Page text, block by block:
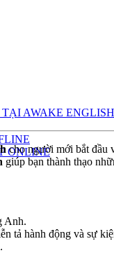
ONLINE
AWAKE ENGLISH
cho người mới bắt đầu
giúp bạn thành thạo
Anh.
tả hành động và sự